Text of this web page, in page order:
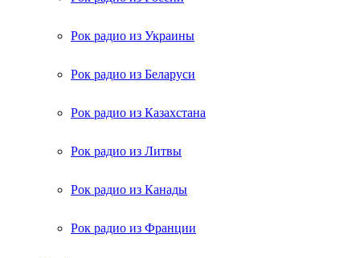
Рок радио из Украины
Рок радио из Беларуси
Рок радио из Казахстана
Рок радио из Литвы
Рок радио из Канады
Рок радио из Франции